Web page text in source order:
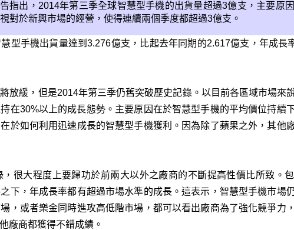
指出， 2014年第三季全球智慧型手機的出貨量超過3億支，主要原
對於新興市場的經營，使得連續兩個季度都超過3億支。
型手機出貨量達到3.276億支，比起去年同期的2.617億支，年成長
放緩，但是2014年第三季仍舊突破歷史記錄。以目前各區域市場來
在30%以上的成長態勢。主要原因在於智慧型手機的平均價位持續
於如何利用迅速成長的智慧型手機獲利。因為除了蘋果之外，其他
很大程度上要歸功於前兩大以外之廠商的不斷提高性價比所致。
下，年成長率都有超過市場水準的成長。這表示，智慧型手機市場
，或者樂金同時進攻高低階市場，都可以看出廠商為了強化競爭力
廠商都獲得不錯成績。